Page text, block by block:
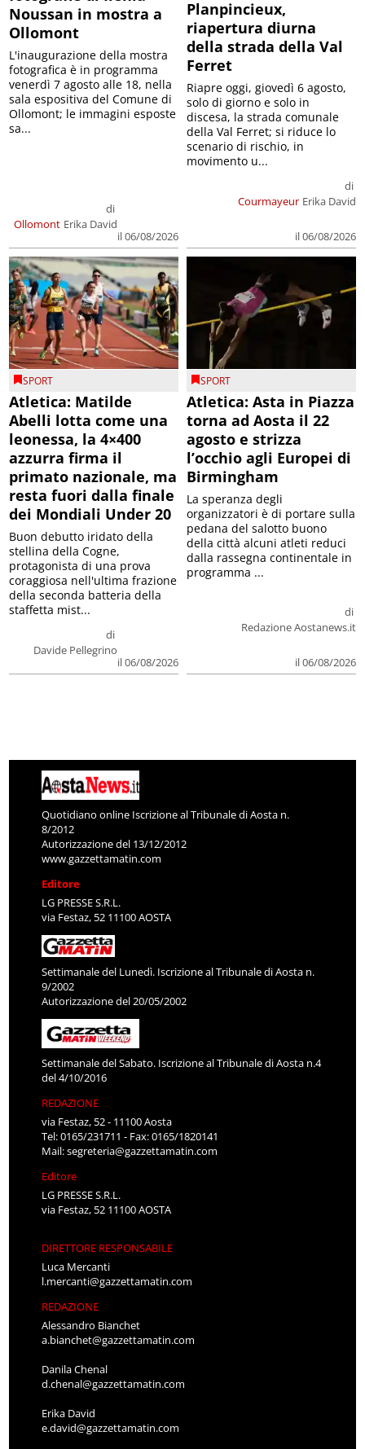
Noussan in mostra a
Ollomont
Ollomont
di
Erika David
il 06/08/2026
L'inaugurazione della mostra
fotografica è in programma
venerdì 7 agosto alle 18, nella
sala espositiva del Comune di
Ollomont; le immagini esposte
sa...
Planpincieux,
riapertura diurna
della strada della Val
Ferret
Courmayeur
di
Erika David
il 06/08/2026
Riapre oggi, giovedì 6 agosto,
solo di giorno e solo in
discesa, la strada comunale
della Val Ferret; si riduce lo
scenario di rischio, in
movimento u...
SPORT
Atletica: Matilde
Abelli lotta come una
leonessa, la 4×400
azzurra firma il
primato nazionale, ma
resta fuori dalla finale
dei Mondiali Under 20
di
Davide Pellegrino
il 06/08/2026
Buon debutto iridato della
stellina della Cogne,
protagonista di una prova
coraggiosa nell'ultima frazione
della seconda batteria della
staffetta mist...
SPORT
Atletica: Asta in Piazza
torna ad Aosta il 22
agosto e strizza
l’occhio agli Europei di
Birmingham
di
Redazione Aostanews.it
il 06/08/2026
La speranza degli
organizzatori è di portare sulla
pedana del salotto buono
della città alcuni atleti reduci
dalla rassegna continentale in
programma ...
Quotidiano online Iscrizione al Tribunale di Aosta n.
8/2012
Autorizzazione del 13/12/2012
www.gazzettamatin.com
Editore
LG PRESSE S.R.L.
via Festaz, 52 11100 AOSTA
Settimanale del Lunedì. Iscrizione al Tribunale di Aosta n.
9/2002
Autorizzazione del 20/05/2002
Settimanale del Sabato. Iscrizione al Tribunale di Aosta n.4
del 4/10/2016
REDAZIONE
via Festaz, 52 - 11100 Aosta
Tel: 0165/231711 - Fax: 0165/1820141
Mail:segreteria@gazzettamatin.com
Editore
LG PRESSE S.R.L.
via Festaz, 52 11100 AOSTA
DIRETTORE RESPONSABILE
Luca Mercanti
l.mercanti@gazzettamatin.com
REDAZIONE
Alessandro Bianchet
a.bianchet@gazzettamatin.com
Danila Chenal
d.chenal@gazzettamatin.com
Erika David
e.david@gazzettamatin.com